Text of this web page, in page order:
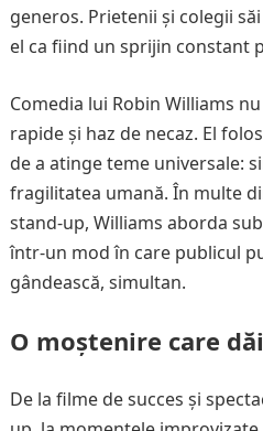
generos. Prietenii și colegii
el ca fiind un sprijin constant
Comedia lui Robin Williams
rapide și haz de necaz. El
de a atinge teme universale:
fragilitatea umană. În multe
stand-up, Williams aborda
într-un mod în care publicul
gândească, simultan.
O moștenire care
De la filme de succes și